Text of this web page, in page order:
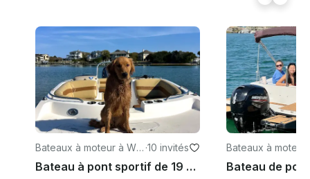
Bateaux à moteur à Wri
ghtsville Beach
·10 invités
Bateau à pont sportif de 19 pieds Hurricane Sandbar et île en île
Bateaux à moteur
mington